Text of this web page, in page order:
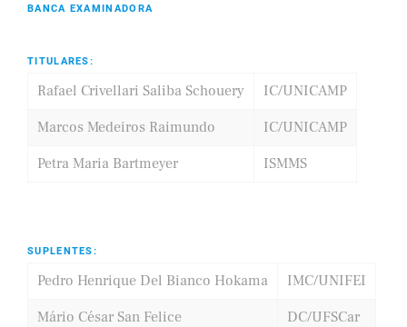
BANCA EXAMINADORA
TITULARES:
Rafael Crivellari Saliba Schouery
IC/UNICAMP
Marcos Medeiros Raimundo
IC/UNICAMP
Petra Maria Bartmeyer
ISMMS
SUPLENTES:
Pedro Henrique Del Bianco Hokama
IMC/UNIFEI
Mário César San Felice
DC/UFSCar